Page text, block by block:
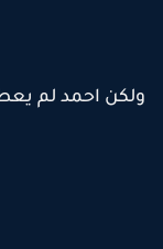
احمد لم